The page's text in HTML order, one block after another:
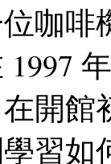
咖
在開
習